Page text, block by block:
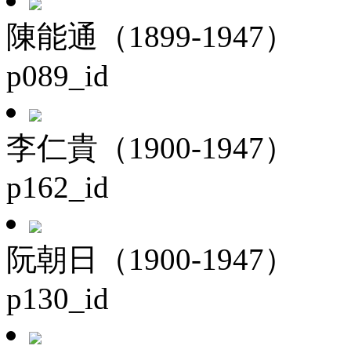
陳能通（1899-1947）
p089_id
李仁貴（1900-1947）
p162_id
阮朝日（1900-1947）
p130_id